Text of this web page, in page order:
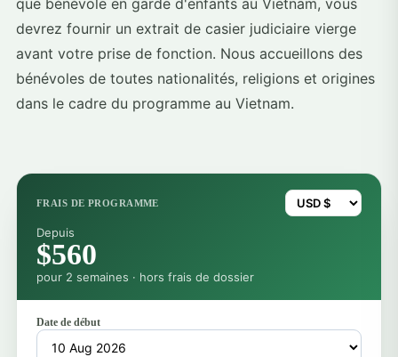
devrez fournir un extrait de casier judiciaire vierge
avant votre prise de fonction. Nous accueillons des
bénévoles de toutes nationalités, religions et origines
dans le cadre du programme au Vietnam.
FRAIS DE PROGRAMME
Depuis
$560
pour 2 semaines · hors frais de dossier
Date de début